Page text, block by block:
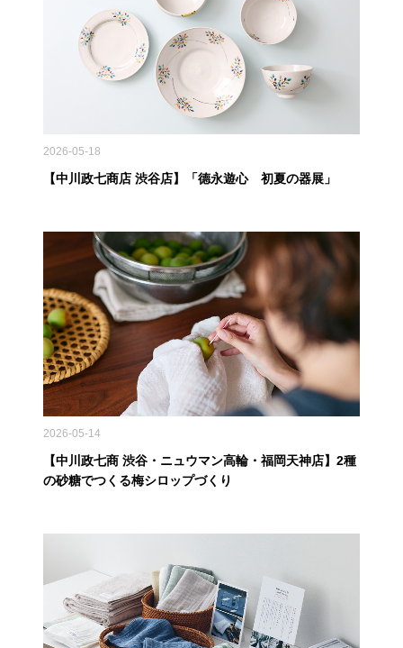
2026-05-18
【中川政七商店 渋谷店】「德永遊心 初夏の器展」
2026-05-14
【中川政七商 渋谷・ニュウマン高輪・福岡天神店】2種
の砂糖でつくる梅シロップづくり